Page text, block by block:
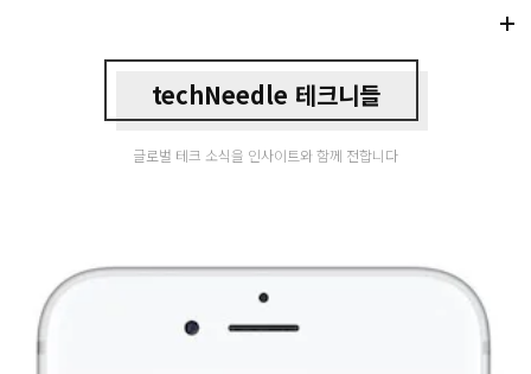
techNeedle 테크니들
글로벌 테크 소식을 인사이트와 함께 전합니다